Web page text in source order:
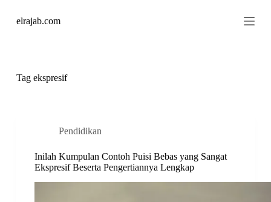
kelrajab.com
Tagekspresif
Pendidikan
Inilah Kumpulan Contoh Puisi Bebas yang Sangat
Ekspresif Beserta Pengertiannya Lengkap